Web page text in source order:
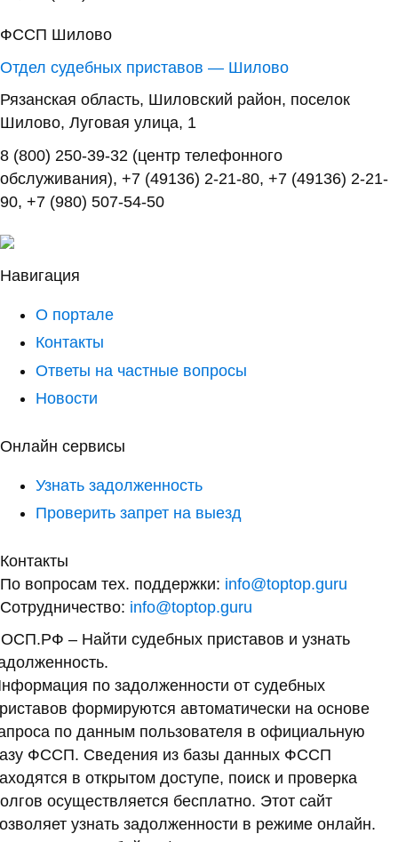
ФССП Шилово
Отдел судебных приставов — Шилово
Рязанская область, Шиловский район, поселок
Шилово, Луговая улица, 1
8 (800) 250-39-32 (центр телефонного
обслуживания), +7 (49136) 2-21-80, +7 (49136) 2-21-
90, +7 (980) 507-54-50
Навигация
О портале
Контакты
Ответы на частные вопросы
Новости
Онлайн сервисы
Узнать задолженность
Проверить запрет на выезд
Контакты
По вопросам тех. поддержки: info@toptop.guru
Сотрудничество: info@toptop.guru
– Найти судебных приставов и узнать
по задолженности от судебных
формируются автоматически на основе
по данным пользователя в официальную
ФССП. Сведения из базы данных ФССП
в открытом доступе, поиск и проверка
осуществляется бесплатно. Этот сайт
узнать задолженности в режиме онлайн.